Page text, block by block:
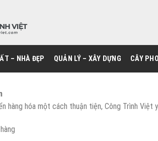
– NHÀ ĐẸP QUẢN LÝ – XÂY DỰNG CÂY
hàng hóa một cách thuận tiện, Công Trình